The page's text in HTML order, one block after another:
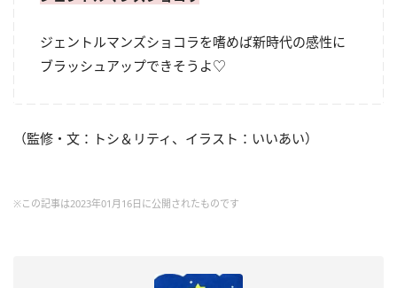
ジェントルマンズショコラを嗜めば新時代の感性に
ブラッシュアップできそうよ♡
（監修・文：トシ＆リティ、イラスト：いいあい）
※この記事は2023年01月16日に公開されたものです